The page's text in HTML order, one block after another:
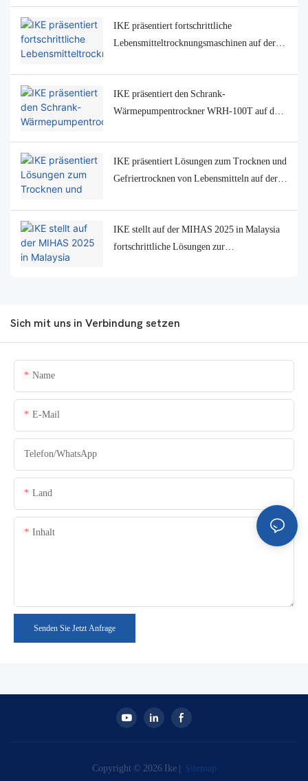
IKE präsentiert fortschrittliche
Lebensmitteltrocknungsmaschinen auf der
IKE präsentiert den Schrank-
Wärmepumpentrockner WRH-100T auf der
Lebensmittelverarbeitungsmaschinenausstell
ung
IKE präsentiert Lösungen zum Trocknen und
Gefriertrocknen von Lebensmitteln auf der
Exhibition
IKE stellt auf der MIHAS 2025 in Malaysia
fortschrittliche Lösungen zur
Sich mit uns in Verbindung setzen
Name
E-Mail
Telefon/WhatsApp
Land
Inhalt
Senden Sie Jetzt Anfrage
Copyright © 2026 Ike | Sitemap